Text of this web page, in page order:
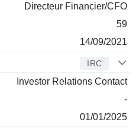
Directeur Financier/CFO
59
14/09/2021
IRC
Investor Relations Contact
-
01/01/2025